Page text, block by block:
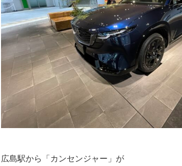
と
ま
ず
見
半
年
の
広島駅から「カンセンジャー」が